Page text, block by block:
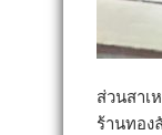
ส่วนสาเ
ร้านทอง